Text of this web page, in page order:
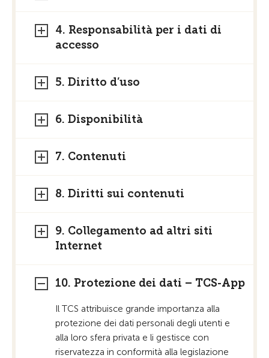
4. Responsabilità per i dati di
accesso
5. Diritto d’uso
6. Disponibilità
7. Contenuti
8. Diritti sui contenuti
9. Collegamento ad altri siti
Internet
10. Protezione dei dati – TCS-App
Il TCS attribuisce grande importanza alla
protezione dei dati personali degli utenti e
alla loro sfera privata e li gestisce con
riservatezza in conformità alla legislazione